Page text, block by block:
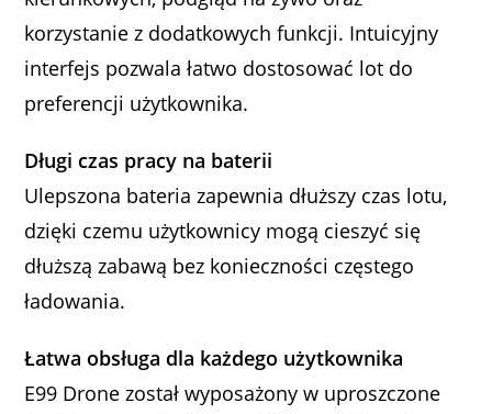
korzystanie z dodatkowych funkcji. Intuicyjny
interfejs pozwala łatwo dostosować lot do
preferencji użytkownika.
Długi czas pracy na baterii
Ulepszona bateria zapewnia dłuższy czas lotu,
dzięki czemu użytkownicy mogą cieszyć się
dłuższą zabawą bez konieczności częstego
ładowania.
Łatwa obsługa dla każdego użytkownika
E99 Drone został wyposażony w uproszczone